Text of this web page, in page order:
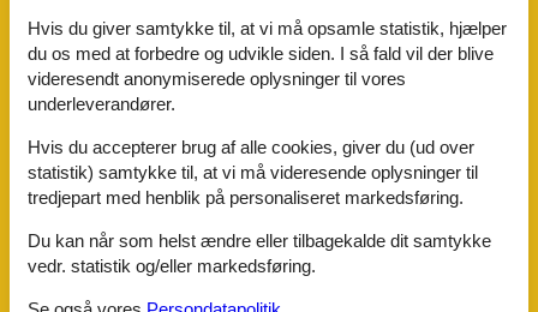
Faciliteter
Afstande
Til busstoppestedet
700 m
Til centrum
800 m
Til cykelstien
Til de termiske bade
Til golfbanen
1,5 km
Til lægen
Til restauranten
Hvis du giver samtykke til, at vi må opsamle statistik, hjælper
du os med at forbedre og udvikle siden. I så fald vil der blive
videresendt anonymiserede oplysninger til vores
underleverandører.
Hvis du accepterer brug af alle cookies, giver du (ud over
statistik) samtykke til, at vi må videresende oplysninger til
tredjepart med henblik på personaliseret markedsføring.
Du kan når som helst ændre eller tilbagekalde dit samtykke
vedr. statistik og/eller markedsføring.